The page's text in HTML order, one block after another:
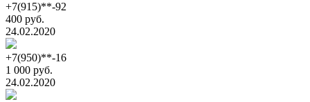
+7(915)**-92
400 руб.
24.02.2020
+7(950)**-16
1 000 руб.
24.02.2020